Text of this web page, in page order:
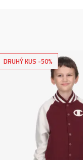
DRUHÝ KUS -50%